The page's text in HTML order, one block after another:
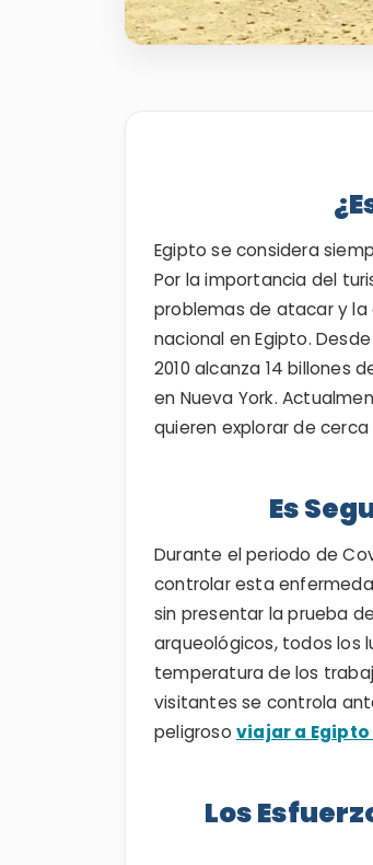
Egipto se considera
Por la importancia del
problemas de atacar y la
nacional en Egipto.
2010 alcanza 14 billones
en Nueva York.
quieren explorar de
Es
Durante el periodo de
controlar esta
sin presentar la prueba
arqueológicos, todos los
temperatura de los
visitantes se controla
peligroso viajar a
Los